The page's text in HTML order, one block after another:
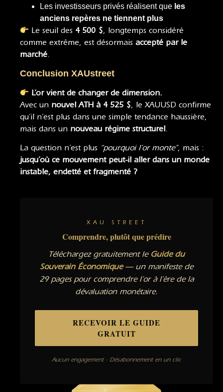
Les investisseurs privés réalisent que les
anciens repères ne tiennent plus
Le seuil des 4 500 $, longtemps considéré
comme extrême, est désormais accepté par le
marché.
Conclusion XAUstreet
L’or vient de changer de dimension.
Avec un nouvel ATH à 4 525 $, le XAUUSD confirme
qu’il n’est plus dans une simple tendance haussière,
mais dans un nouveau régime structurel.
La question n’est plus “pourquoi l’or monte”, mais :
jusqu’où ce mouvement peut-il aller dans un monde
instable, endetté et fragmenté ?
XAU STREET
Comprendre, plutôt que prédire
Téléchargez gratuitement le Guide du
Souverain Économique— un manifeste de
29 pages pour comprendre l’or à l’ère de la
dévaluation monétaire.
RECEVOIR LE GUIDE
GRATUIT
Aucun engagement · Désabonnement en un clic